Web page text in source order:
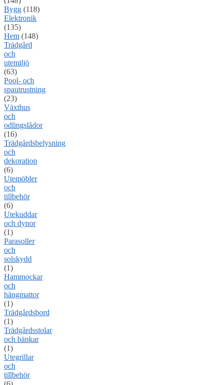
Bygg (118)
Elektronik
(135)
Hem (148)
Trädgård
och
utemiljö
(63)
Pool- och
spautrustning
(23)
Växthus
och
odlingslådor
(16)
Trädgårdsbelysning
och
dekoration
(6)
Utemöbler
och
tillbehör
(6)
Utekuddar
och dynor
(1)
Parasoller
och
solskydd
(1)
Hammockar
och
hängmattor
(1)
Trädgårdsbord
(1)
Trädgårdsstolar
och bänkar
(1)
Utegrillar
och
tillbehör